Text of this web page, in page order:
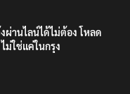
ผ่านไลน์ได้ไม่ต้อง โหลด
ม่ใช่แค่ในกรุง